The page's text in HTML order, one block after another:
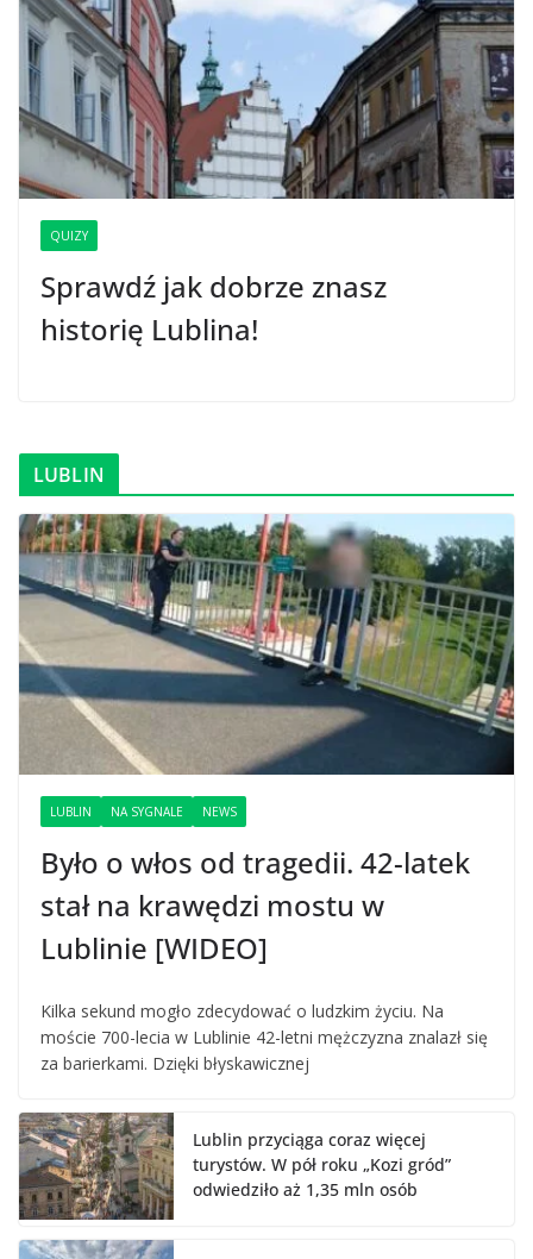
QUIZY
Sprawdź jak dobrze znasz
historię Lublina!
LUBLIN
LUBLIN NA SYGNALE NEWS
Było o włos od tragedii. 42-latek
stał na krawędzi mostu w
Lublinie [WIDEO]
Kilka sekund mogło zdecydować o ludzkim życiu. Na
moście 700-lecia w Lublinie 42-letni mężczyzna znalazł się
za barierkami. Dzięki błyskawicznej
Lublin przyciąga coraz więcej
turystów. W pół roku „Kozi gród”
odwiedziło aż 1,35 mln osób